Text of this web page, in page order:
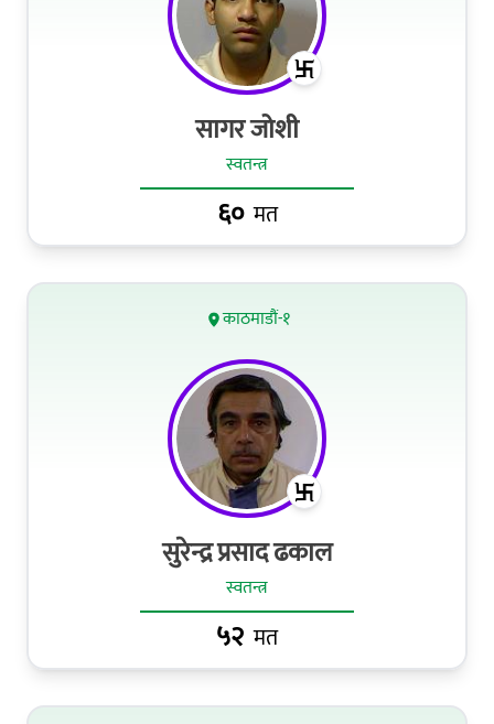
सागर जोशी
स्वतन्त्र
६० मत
काठमाडौं-१
सुरेन्द्र प्रसाद ढकाल
स्वतन्त्र
५२ मत